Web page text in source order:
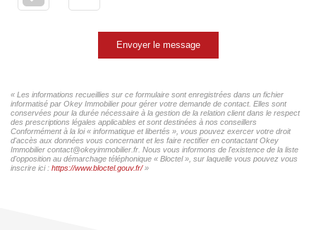
Envoyer le message
« Les informations recueillies sur ce formulaire sont enregistrées dans un fichier
informatisé par Okey Immobilier pour gérer votre demande de contact. Elles sont
conservées pour la durée nécessaire à la gestion de la relation client dans le respect
des prescriptions légales applicables et sont destinées à nos conseillers
Conformément à la loi « informatique et libertés », vous pouvez exercer votre droit
d'accès aux données vous concernant et les faire rectifier en contactant Okey
Immobilier contact@okeyimmobilier.fr. Nous vous informons de l'existence de la liste
d'opposition au démarchage téléphonique « Bloctel », sur laquelle vous pouvez vous
inscrire ici : https://www.bloctel.gouv.fr/»